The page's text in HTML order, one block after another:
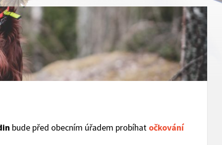
bude před obecním úřadem probíhat očkování